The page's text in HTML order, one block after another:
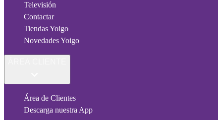
Televisión
Contactar
Tiendas Yoigo
Novedades Yoigo
Área de Clientes
Descarga nuestra App